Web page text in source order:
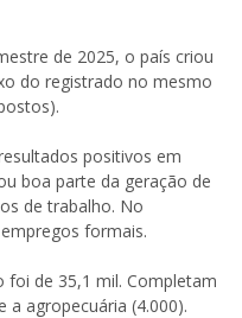
de 2025, o país criou
do registrado no mesmo
positivos em
boa parte da geração de
de trabalho. No
formais.
foi de 35,1 mil. Completam
a agropecuária (4.000).